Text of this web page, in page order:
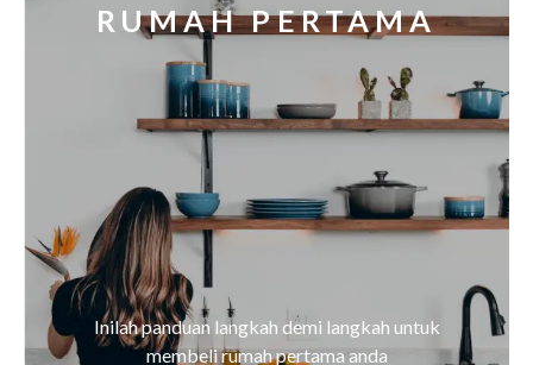
RUMAH PERTAMA
Inilah panduan langkah demi langkah untuk
membeli rumah pertama anda